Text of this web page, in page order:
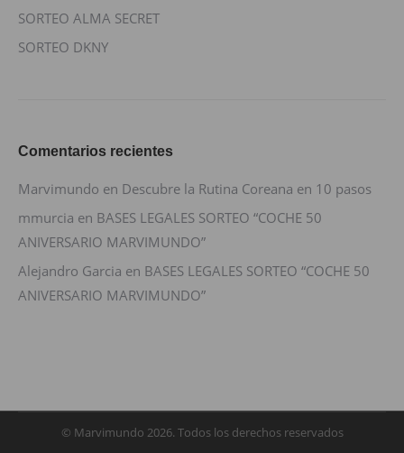
SORTEO ALMA SECRET
SORTEO DKNY
Comentarios recientes
Marvimundo en Descubre la Rutina Coreana en 10 pasos
mmurcia en BASES LEGALES SORTEO “COCHE 50
ANIVERSARIO MARVIMUNDO”
Alejandro Garcia en BASES LEGALES SORTEO “COCHE 50
ANIVERSARIO MARVIMUNDO”
© Marvimundo 2026. Todos los derechos reservados